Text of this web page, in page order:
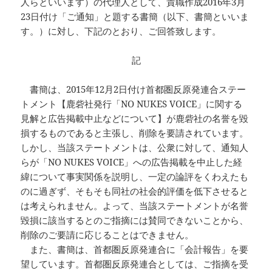
23日付け「ご通知」と題する書簡（以下、書簡といいま
す。）に対し、下記のとおり、ご回答致します。
記
書簡は、2015年12月2日付け首都圏反原発連合ステー
トメント【鹿砦社発行「NO NUKES VOICE」に関する
見解と広告掲載中止などについて】が鹿砦社の名誉を毀
損するものであると主張し、削除を要請されています。
しかし、当該ステートメントは、公衆に対して、通知人
らが「NO NUKES VOICE」への広告掲載を中止した経
緯について事実関係を説明し、一定の論評をくわえたも
のに過ぎず、そもそも同社の社会的評価を低下させると
は考えられません。よって、当該ステートメントが名誉
毀損に該当するとのご指摘には賛同できないことから、
削除のご要請に応じることはできません。
また、書簡は、首都圏反原発連合に「会計報告」を要
望しています。首都圏反原発連合としては、ご指摘を受